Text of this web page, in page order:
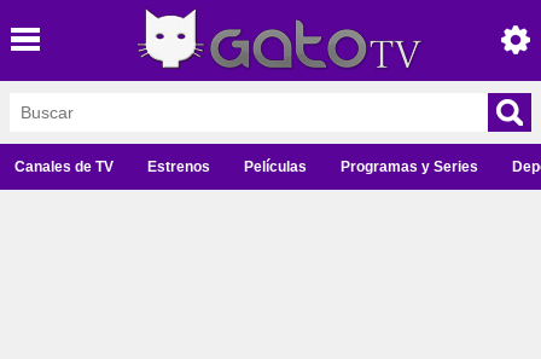
Canales de TV Estrenos Películas Programas y Series